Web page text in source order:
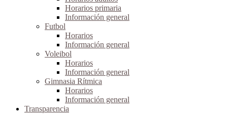
Horarios primaria
Información general
Futbol
Horarios
Información general
Voleibol
Horarios
Información general
Gimnasia Rítmica
Horarios
Información general
Transparencia